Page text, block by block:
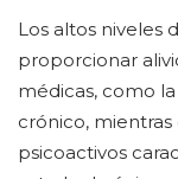
Los altos niveles
proporcionar
médicas, como
crónico,
psicoactivos